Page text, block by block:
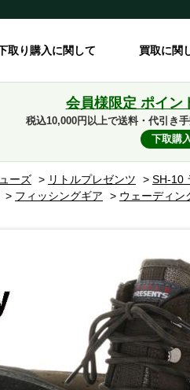
取り購入に関して 買取に関
会員様限定 ポイン
税込10,000円以上で送料・代引き手
下取購
ーズ > リトルプレゼンツ > SH-10
> フィッシングギア > ウェーディン